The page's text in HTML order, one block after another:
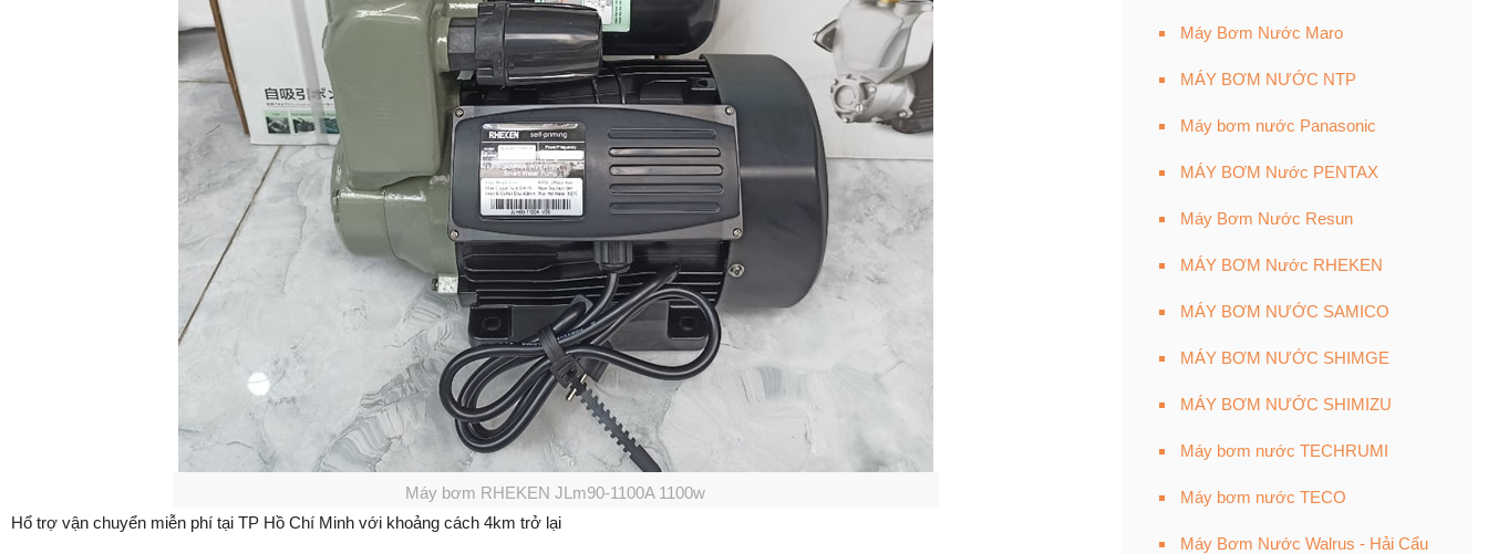
Máy bơm RHEKEN JLm90-1100A 1100w
Hổ trợ vận chuyển miễn phí tại TP Hồ Chí Minh với khoảng cách 4km trở lại
Máy Bơm Nước Maro
MÁY BƠM NƯỚC NTP
Máy bơm nước Panasonic
MÁY BƠM Nước PENTAX
Máy Bơm Nước Resun
MÁY BƠM Nước RHEKEN
MÁY BƠM NƯỚC SAMICO
MÁY BƠM NƯỚC SHIMGE
MÁY BƠM NƯỚC SHIMIZU
Máy bơm nước TECHRUMI
Máy bơm nước TECO
Máy Bơm Nước Walrus - Hải Cẩu